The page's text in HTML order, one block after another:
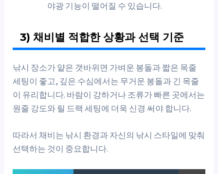
야광 기능이 떨어질 수 있습니다.
3) 채비별 적합한 상황과 선택 기준
낚시 장소가 얕은 갯바위면 가벼운 봉돌과 짧은 목줄
세팅이 좋고, 깊은 수심에서는 무거운 봉돌과 긴 목줄
이 유리합니다. 바람이 강하거나 조류가 빠른 곳에서는
원줄 강도와 릴 드랙 세팅에 더욱 신경 써야 합니다.
따라서 채비는 낚시 환경과 자신의 낚시 스타일에 맞춰
선택하는 것이 중요합니다.